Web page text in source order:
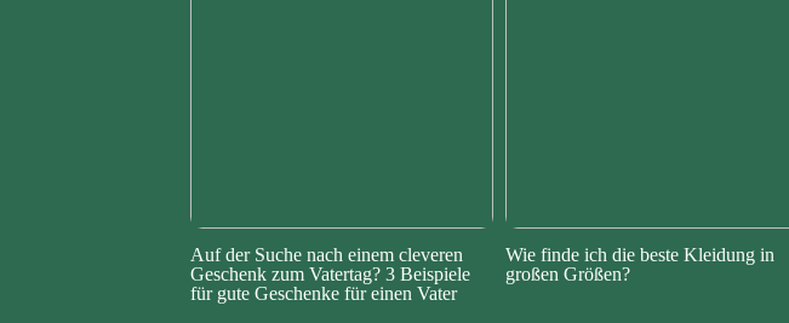
Auf der Suche nach einem cleveren
Geschenk zum Vatertag? 3 Beispiele
für gute Geschenke für einen Vater
Wie finde ich die beste Kleidung in
großen Größen?